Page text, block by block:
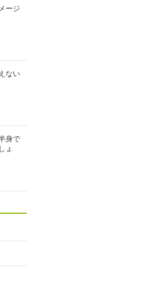
ージ
ない
身で
ょ